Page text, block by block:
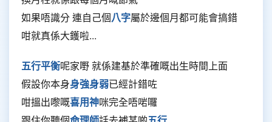
如果唔識分 連自己個八字屬於邊個月都可能會搞錯
咁就真係大鑊啦...
五行平衡呢家嘢 就係建基於準確嘅出生時間上面
假設你本身身強身弱已經計錯咗
咁搵出嚟嘅喜用神咪完全唔啱囉